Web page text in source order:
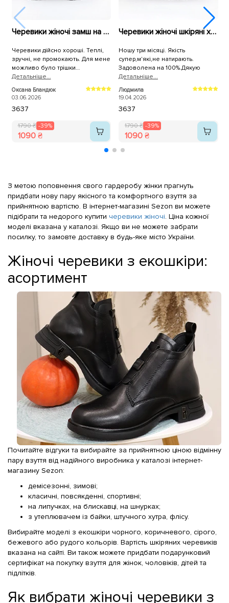
Черевики жіночі замш на хутрі 592699 Чорні
Черевики дійсно хороші. Теплі,
зручні, не промокають. Для мене
можливо було трішки
слизьковаті.
Детальнiше...
Оксана Бландюк
03.06.2026
3637
1790 ₴ -39%
1090 ₴
Черевики жіночі шкіряні хутро 591097 Чорні
Ношу три місяці. Якість
супер,м'які,не натирають.
Задоволена на 100%.Дякую
Детальнiше...
Людмила
19.04.2026
3637
1790 ₴ -39%
1090 ₴
З метою поповнення свого гардеробу жінки прагнуть
придбати нову пару якісного та комфортного взуття за
прийнятною вартістю. В інтернет-магазині Sezon ви можете
підібрати та недорого купити черевики жіночі. Ціна кожної
моделі вказана у каталозі. Якщо ви не можете забрати
посилку, то замовте доставку в будь-яке місто України.
Жіночі черевики з екошкіри:
асортимент
Почитайте відгуки та вибирайте за прийнятною ціною відмінну
пару взуття від надійного виробника у каталозі інтернет-
магазину Sezon:
демісезонні, зимові;
класичні, повсякденні, спортивні;
на липучках, на блискавці, на шнурках;
з утеплювачем із байки, штучного хутра, флісу.
Вибирайте моделі з екошкіри чорного, коричневого, сірого,
бежевого або рудого кольорів. Вартість шкіряних черевиків
вказана на сайті. Ви також можете придбати подарунковий
сертифікат на покупку взуття для жінок, чоловіків, дітей та
підлітків.
Як вибрати жіночі черевики з